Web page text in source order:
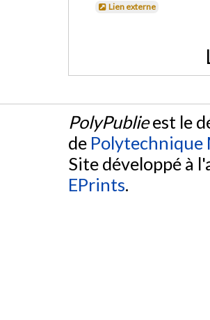
Lien externe
PolyPublieest le
de Polytechnique
Site développé à
EPrints.